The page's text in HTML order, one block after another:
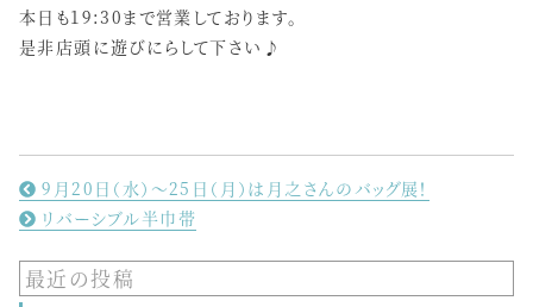
本日も19:30まで営業しております。
是非店頭に遊びにらして下さい♪
9月20日（水）～25日（月）は月之さんのバッグ展！
リバーシブル半巾帯
最近の投稿